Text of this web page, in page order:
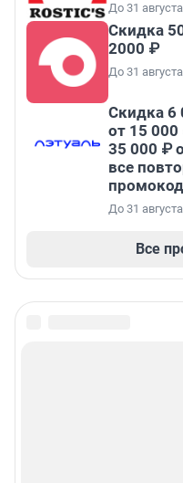
До 31
Скидка
2000 ₽
До 31
Скидка 6
от 15
35 000 ₽
все
До 31
Все